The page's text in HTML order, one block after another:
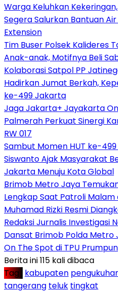
Warga Keluhkan
Segera Salurkan Bantuan
Extension
Tim Buser Polsek Kalideres
Anak-anak, Motifnya Beli
Kolaborasi Satpol PP
Hadirkan Jumat Berkah,
ke-499 Jakarta
Jaga Jakarta+ Jayakarta
Palmerah Perkuat Sinergi
RW 017
Sambut Momen HUT ke-499
Siswanto Ajak Masyarakat
Jakarta Menuju Kota Global
Brimob Metro Jaya
Lengkap Saat Patroli
Muhamad Rizki Resmi
Redaksi Jurnalis Investigasi
Dansat Brimob Polda
On The Spot di TPU
Berita ini 115 kali dibaca
Tag : kabupaten
tangerang teluk tingkat